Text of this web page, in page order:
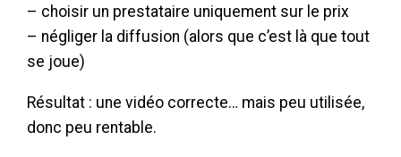
– choisir un prestataire uniquement sur le prix
– négliger la diffusion (alors que c’est là que tout
se joue)
Résultat : une vidéo correcte… mais peu utilisée,
donc peu rentable.